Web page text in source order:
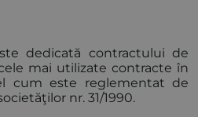
dedicată contractului de
mai utilizate contracte în
cum este reglementat de
nr. 31/1990.